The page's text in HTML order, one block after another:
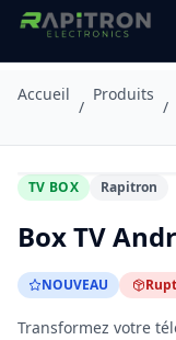
Accueil
/
Produits
/
NOUVEAU
TV BOX Rapitron
Box TV
NOUVEAU
Transformez votre